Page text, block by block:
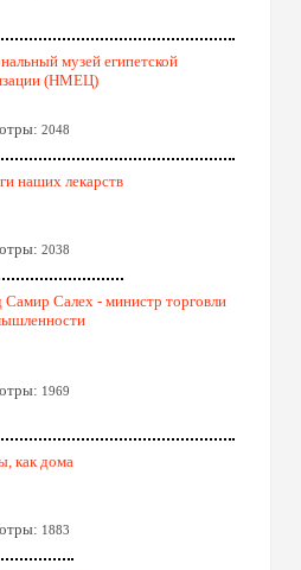
музей египетской
(НМЕЦ)
2048
наших лекарств
2038
Салех - министр торговли
1969
как дома
1883